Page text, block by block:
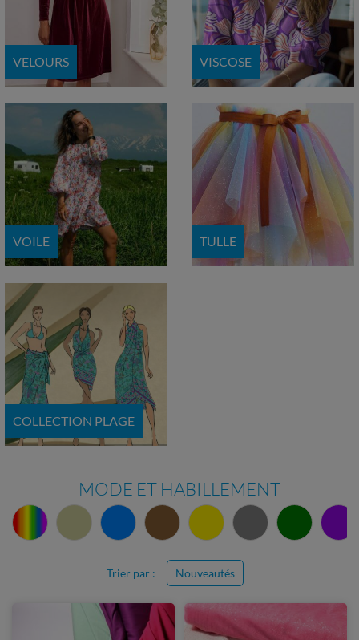
VELOURS VISCOSE
VOILE TULLE
COLLECTION PLAGE
MODE ET HABILLEMENT
Trier par : Nouveautés